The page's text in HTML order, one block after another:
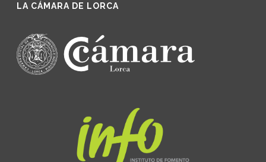
LA CÁMARA DE LORCA